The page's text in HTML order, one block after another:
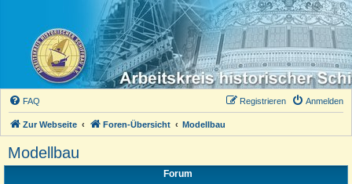
FAQ Anmelden
Registrieren
Zur Webseite Foren-Übersicht Modellbau
Modellbau
Forum